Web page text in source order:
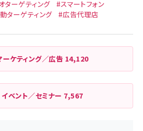
ターゲティング
#スマートフォン
ターゲティング
#広告代理店
ーケティング／広告 14,120
イベント／セミナー 7,567